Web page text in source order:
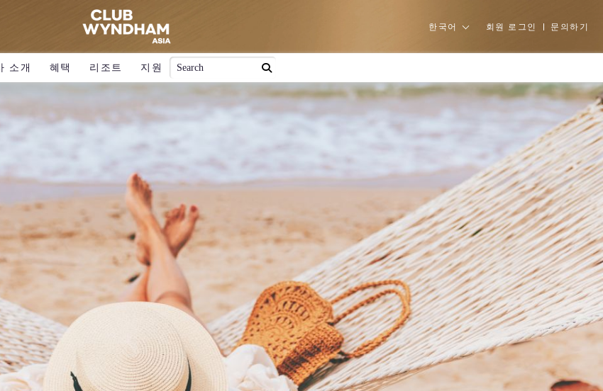
한국어 회원 로그인 문의하기
소개 혜택 리조트 지원